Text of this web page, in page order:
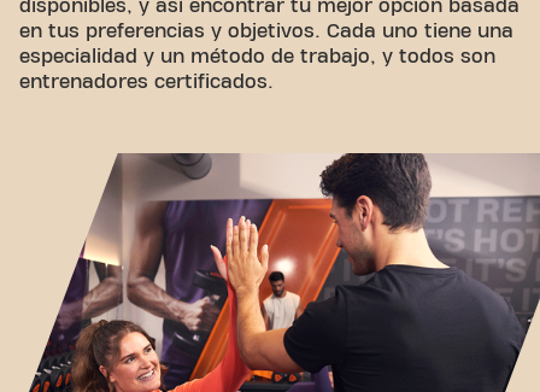
disponibles, y así encontrar tu mejor opción basada
en tus preferencias y objetivos. Cada uno tiene una
especialidad y un método de trabajo, y todos son
entrenadores certificados.